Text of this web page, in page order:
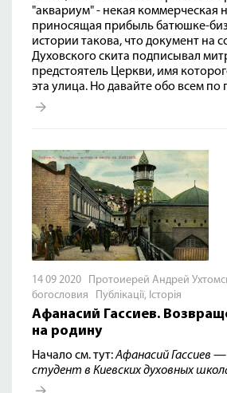
"аквариум" - некая коммерческая
приносящая прибыль батюшке-
истории такова, что документ на
Духовского скита подписывал
предстоятель Церкви, имя
эта улица. Но давайте обо всем по
14 09 2020 Протоиерей Андрей
богословия
Публікації, Історія
Афанасий Гассиев.
на родину
Начало см. тут:Афанасий Гассиев
студент в Киевских духовных